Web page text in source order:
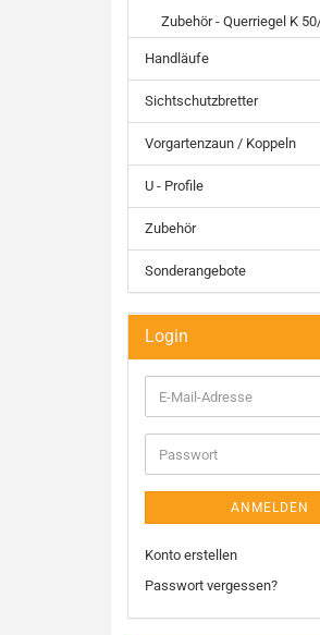
Zubehör - Querriegel K
Handläufe
Sichtschutzbretter
Vorgartenzaun / Koppeln
U - Profile
Zubehör
Sonderangebote
Login
E-
Mail-
Adresse
Passwort
ANMELDEN
Konto erstellen
Passwort vergessen?